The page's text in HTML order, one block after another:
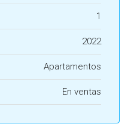
1
2022
Apartamentos
En ventas